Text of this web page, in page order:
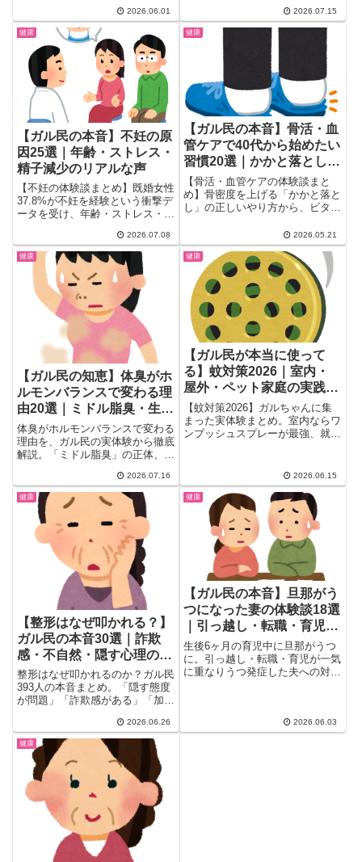
垢放置リスク、外耳炎になった体
験談まで、検索しても出てこない
本音を一挙紹介。
2026.06.01
摂取カロリーの誤解・NEATの仕
組み・代謝の個人差・40代から
訪れる体型変化のリアルまで、科
学的な視点も交えて本音で徹底解
説します。
2026.07.15
健康
【ガル民の本音】不妊の原
因25選｜年齢・ストレス・
精子減少のリアルな声
【不妊の体験談まとめ】既婚女性
37.8%が不妊を経験という衝撃デ
ータを受け、年齢・ストレス・働
厳選紹介。基礎体温のコツや排卵
日のタイミング、自費不妊治療の
費用相場まで、検索しても出てこ
ない本音を一気にチェックできま
す。
2026.07.08
健康
【ガル民の本音】骨活・血
管ケアで40代から始めたい
習慣20選｜かかと落とし・
ビタミンD・食事改善のリ
アル
【骨活・血管ケアの体験談まと
め】骨密度を上げる「かかと落と
し」の正しいやり方から、ビタミ
返らせる食事習慣まで、ガル民の
本音を厳選。閉経後に一気に骨が
劣化する前に、今日から始められ
る習慣をリアルな体験談で一気に
チェック。
2026.05.21
健康
【ガル民の知恵】体臭がホ
ルモンバランスで変わる理
由20選｜ミドル脂臭・生理
中の匂い対策まとめ
体臭がホルモンバランスで変わる
理由を、ガル民の実体験から徹底
解説。「ミドル脂臭」の正体、生
鉛サプリや食事が体臭に与える影
響、豆乳・乳酸菌でのセルフケア
方法まで、検索しても出てこない
リアルな声を20選にまとめまし
た。
2026.07.16
健康
【ガル民が本当に使って
る】蚊対策2026｜室内・
屋外・ペット家庭の実践グ
ッズ＆裏ワザ
【蚊対策2026】ガルちゃんに集
まった実体験まとめ。室内ならワ
ンプッシュスプレーが最強、就寝
ット・赤ちゃんがいる家庭向けの
安全な方法もガル民がしっかり教
えてくれました！
2026.06.15
健康
【整形はなぜ叩かれる？】
ガル民の本音30選｜詐欺
感・不自然・隠す心理の真
相
整形はなぜ叩かれるのか？ガル民
393人の本音まとめ。「隠す態度
が問題」「詐欺感がある」「加齢
の理由を30選で徹底解剖。整形
叩きの背景にある本音と、叩かれ
る整形・叩かれない整形の境界線
とは？
2026.06.26
健康
【ガル民の本音】旦那がう
つになった妻の体験談18選
｜引っ越し・転職・育児が
重なった時の対処法まとめ
生後6ヶ月の育児中に旦那がうつ
に。引っ越し・転職・育児が一気
に重なりうつ発症した夫への対処
ト厳選。「鬱は引っ張られるから
気をつけて」など経験者の本音を
2026.06.03
健康